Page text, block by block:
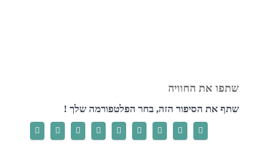
שתף את הסיפור הזה, בחר הפלטפורמה שלך !